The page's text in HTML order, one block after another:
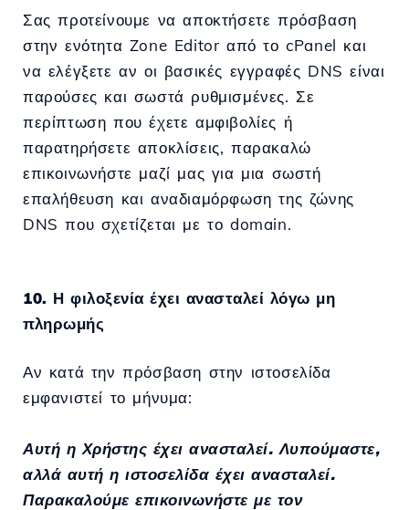
Σας προτείνουμε να αποκτήσετε πρόσβαση
στην ενότητα Zone Editor από το cPanel και
να ελέγξετε αν οι βασικές εγγραφές DNS είναι
παρούσες και σωστά ρυθμισμένες. Σε
περίπτωση που έχετε αμφιβολίες ή
παρατηρήσετε αποκλίσεις, παρακαλώ
επικοινωνήστε μαζί μας για μια σωστή
επαλήθευση και αναδιαμόρφωση της ζώνης
DNS που σχετίζεται με το domain.
10. Η φιλοξενία έχει ανασταλεί λόγω μη
πληρωμής
Αν κατά την πρόσβαση στην ιστοσελίδα
εμφανιστεί το μήνυμα:
Αυτή η Χρήστης έχει ανασταλεί. Λυπούμαστε,
αλλά αυτή η ιστοσελίδα έχει ανασταλεί.
Παρακαλούμε επικοινωνήστε με τον